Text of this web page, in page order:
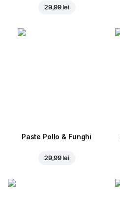
29,99 lei
Paste Pollo & Funghi
29,99 lei